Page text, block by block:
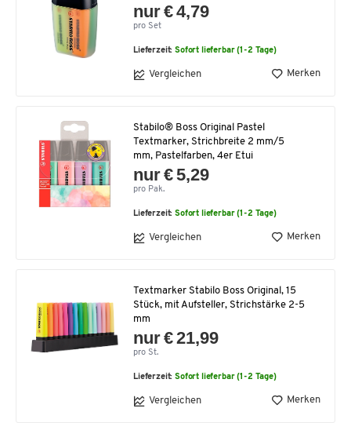
nur € 4,79
pro Set
Lieferzeit:Sofort lieferbar (1-2 Tage)
Vergleichen Merken
Stabilo® Boss Original Pastel
Textmarker, Strichbreite 2 mm/5
mm, Pastelfarben, 4er Etui
nur € 5,29
pro Pak.
Lieferzeit:Sofort lieferbar (1-2 Tage)
Vergleichen Merken
Textmarker Stabilo Boss Original, 15
Stück, mit Aufsteller, Strichstärke 2-5
mm
nur € 21,99
pro St.
Lieferzeit:Sofort lieferbar (1-2 Tage)
Vergleichen Merken